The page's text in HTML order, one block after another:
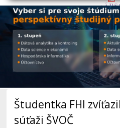
Študentka FHI
súťaži ŠVOČ